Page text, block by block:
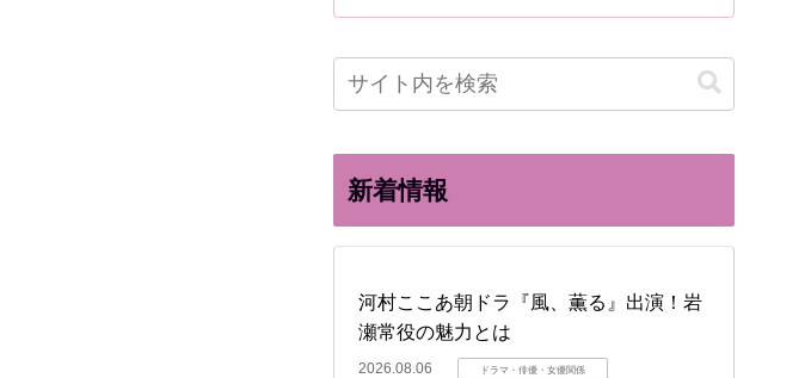
新着情報
河村ここあ朝ドラ『風、薫る』出演！岩
瀬常役の魅力とは
2026.08.06 ドラマ・俳優・女優関係